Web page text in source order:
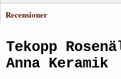
Recensioner
Tekopp
Anna Keramik